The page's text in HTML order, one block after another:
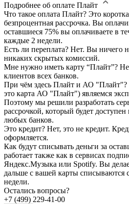
Подробнее об оплате Плайт
Что такое оплата Плайт? Это
безпроцентная рассрочка. Вы
оставшиеся 75% вы оплачиваете в
каждые 2 недели.
Есть ли переплата? Нет. Вы ничего
никаких скрытых комиссий.
Мне нужно иметь карту “Плайт”?
клиентов всех банков.
При чём здесь Плайт и АО "Плайт"?
это карта АО "Плайт") являемся
Поэтому мы решили разработать
рассрочкой, который будет
любых банков.
Это кредит? Нет, это не кредит.
оформляется.
Как будут списывать деньги за
работает также как в сервисах
Яндекс.Музыка или Spotify. Вы
дальше с вашей карты списываются
недели.
Остались вопросы?
+7 (499) 229-41-00